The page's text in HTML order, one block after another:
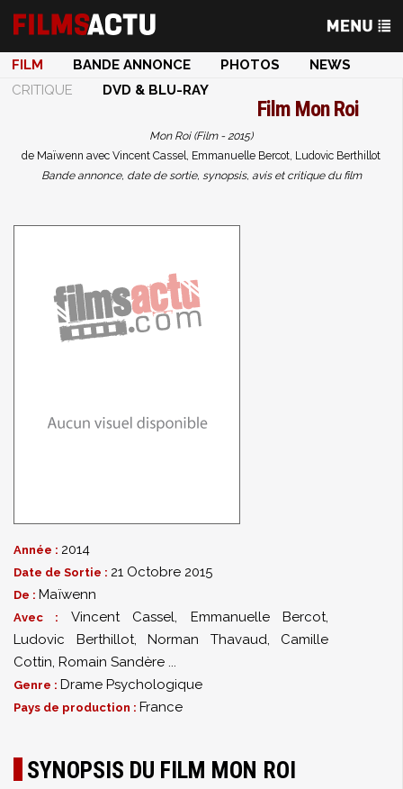
FILM BANDE ANNONCE PHOTOS
NEWS
CRITIQUE
DVD & BLU-RAY
Film Mon Roi
Mon Roi (Film - 2015)
de Maïwenn avec Vincent Cassel, Emmanuelle Bercot, Ludovic Berthillot
Bande annonce, date de sortie, synopsis, avis et critique du film
Année : 2014
Date de Sortie : 21 Octobre 2015
De : Maïwenn
Avec : Vincent Cassel, Emmanuelle Bercot,
Ludovic Berthillot, Norman Thavaud, Camille
Cottin, Romain Sandère ...
Genre : Drame Psychologique
Pays de production : France
SYNOPSIS DU FILM MON ROI